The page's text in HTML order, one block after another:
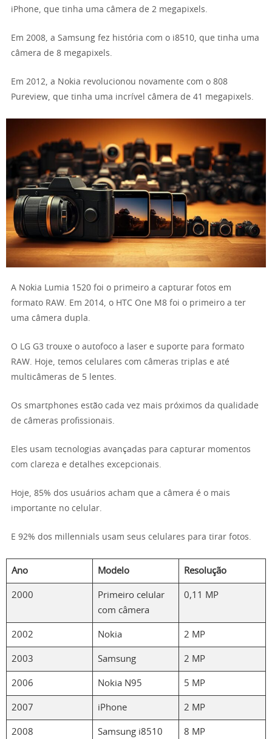
iPhone, que tinha uma câmera de 2 megapixels.
Em 2008, a Samsung fez história com o i8510, que tinha uma
câmera de 8 megapixels.
Em 2012, a Nokia revolucionou novamente com o 808
Pureview, que tinha uma incrível câmera de 41 megapixels.
A Nokia Lumia 1520 foi o primeiro a capturar fotos em
formato RAW. Em 2014, o HTC One M8 foi o primeiro a ter
uma câmera dupla.
O LG G3 trouxe o autofoco a laser e suporte para formato
RAW. Hoje, temos celulares com câmeras triplas e até
multicâmeras de 5 lentes.
Os smartphones estão cada vez mais próximos da qualidade
de câmeras profissionais.
Eles usam tecnologias avançadas para capturar momentos
com clareza e detalhes excepcionais.
Hoje, 85% dos usuários acham que a câmera é o mais
importante no celular.
E 92% dos millennials usam seus celulares para tirar fotos.
Ano Modelo Resolução
2000
Primeiro celular
com câmera
0,11 MP
2002 Nokia 2 MP
2003 Samsung 2 MP
2006 Nokia N95 5 MP
2007 iPhone 2 MP
2008 Samsung i8510 8 MP